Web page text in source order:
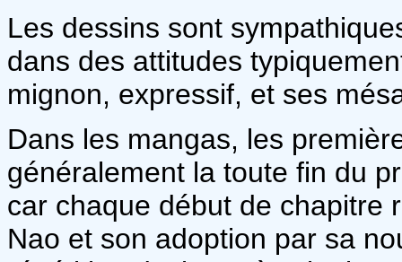
Les dessins sont
dans des attitudes
mignon, expressif, et ses
Dans les mangas, les
généralement la toute fin du
car chaque début de chapitre
Nao et son adoption par sa